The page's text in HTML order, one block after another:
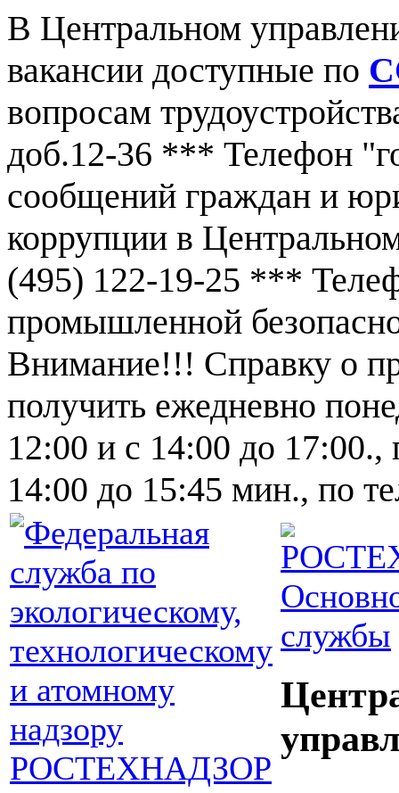
В Центральном
вакансии доступные по
вопросам
доб.12-36 *** Телефон
сообщений граждан и
коррупции в
(495) 122-19-25 ***
промышленной
Внимание!!! Справку о
получить ежедневно
12:00 и с 14:00 до 17:00.,
14:00 до 15:45 мин., по
службы